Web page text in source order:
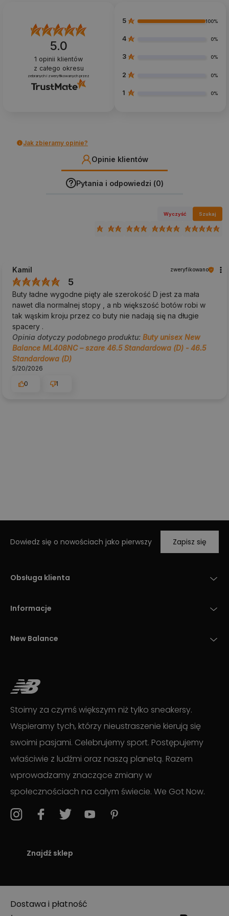
5.0
1 opinii klientów
z całego okresu
zebranych i zweryfikowanych przez
5 100%
4 0%
3 0%
2 0%
1 0%
Jak zbieramy opinie?
Opinie klientów
Pytania i odpowiedzi (0)
Wyczyść Szukaj
Kamil zweryfikowano
5
Buty ładne wygodne pięty ale szerokość D jest za mała
nawet dla normalnej stopy , a nb większość botów robi w
tak wąskim kroju przez co buty nie nadają się na długie
spacery .
Opinia dotyczy podobnego produktu: Buty unisex New
Balance ML408NC – szare 46.5 Standardowa (D) - 46.5
Standardowa (D)
5/20/2026
0
1
Dowiedz się o nowościach jako pierwszy Zapisz się
Obsługa klienta
Informacje
New Balance
Stoimy za czymś większym niż tylko sneakersy.
Wspieramy tych, którzy nieustraszenie kierują się
swoimi pasjami. Celebrujemy sport. Postępujemy
właściwie z ludźmi oraz naszą planetą. Razem
wprowadzamy znaczące zmiany w
społecznościach na całym świecie. We Got Now.
Znajdź sklep
Dostawa i płatność